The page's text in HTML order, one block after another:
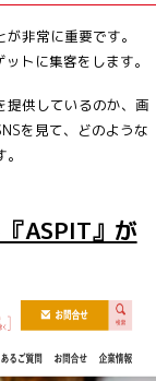
非常に重要です。
トに集客をします。
提供しているのか、画
を見て、どのような
ASPIT』が